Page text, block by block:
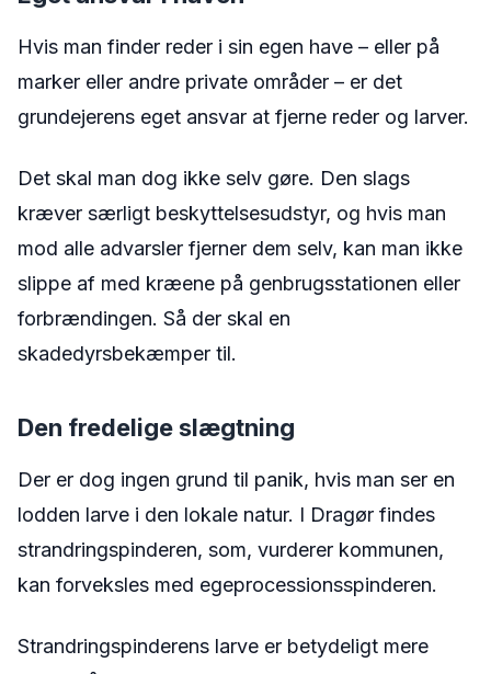
Hvis man finder reder i sin egen have – eller på
marker eller andre private områder – er det
grundejerens eget ansvar at fjerne reder og larver.
Det skal man dog ikke selv gøre. Den slags
kræver særligt beskyttelsesudstyr, og hvis man
mod alle advarsler fjerner dem selv, kan man ikke
slippe af med kræene på genbrugsstationen eller
forbrændingen. Så der skal en
skadedyrsbekæmper til.
Den fredelige slægtning
Der er dog ingen grund til panik, hvis man ser en
lodden larve i den lokale natur. I Dragør findes
strandringspinderen, som, vurderer kommunen,
kan forveksles med egeprocessionsspinderen.
Strandringspinderens larve er betydeligt mere